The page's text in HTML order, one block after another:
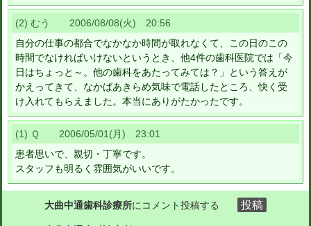
(2) むう 2006/08/08(火) 20:56
自分の仕事の都合でなかなか時間が取れなくて、この日のこの
時間でなければいけないというとき、他4件の歯科医院では「今
日はちょっと～。他の歯科をあたってみては？」という答えが
かえってきて、なかばあきらめ気味で電話したところ、快く受
け入れてもらえました。本当にありがたかったです。
(1) Ｑ 2006/05/01(月) 23:01
患者思いで、親切・丁寧です。
スタッフも明るく雰囲気がいいです。
大曲中通歯科診療所にコメント投稿する